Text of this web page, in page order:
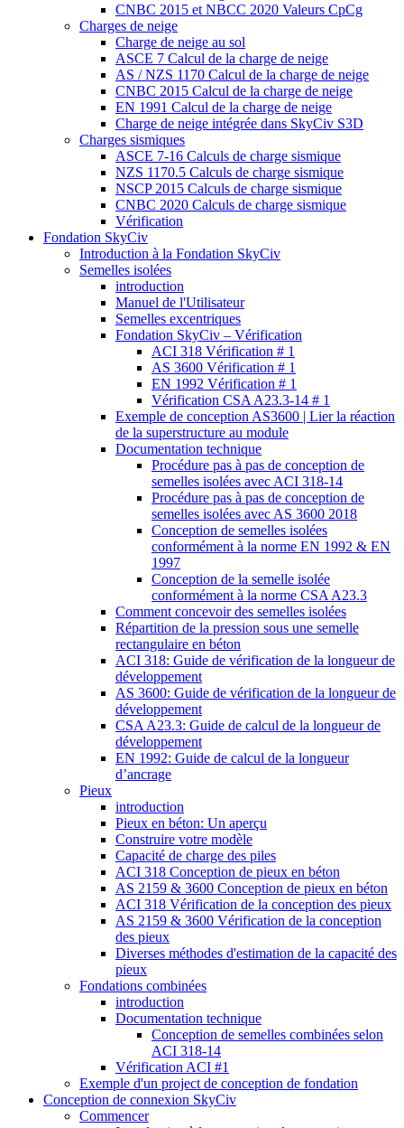
CNBC 2015 et NBCC 2020 Valeurs CpCg
Charges de neige
Charge de neige au sol
ASCE 7 Calcul de la charge de neige
AS / NZS 1170 Calcul de la charge de neige
CNBC 2015 Calcul de la charge de neige
EN 1991 Calcul de la charge de neige
Charge de neige intégrée dans SkyCiv S3D
Charges sismiques
ASCE 7-16 Calculs de charge sismique
NZS 1170.5 Calculs de charge sismique
NSCP 2015 Calculs de charge sismique
CNBC 2020 Calculs de charge sismique
Vérification
Fondation SkyCiv
Introduction à la Fondation SkyCiv
Semelles isolées
introduction
Manuel de l'Utilisateur
Semelles excentriques
Fondation SkyCiv – Vérification
ACI 318 Vérification # 1
AS 3600 Vérification # 1
EN 1992 Vérification # 1
Vérification CSA A23.3-14 # 1
Exemple de conception AS3600 | Lier la réaction
de la superstructure au module
Documentation technique
Procédure pas à pas de conception de
semelles isolées avec ACI 318-14
Procédure pas à pas de conception de
semelles isolées avec AS 3600 2018
Conception de semelles isolées
conformément à la norme EN 1992 & EN
1997
Conception de la semelle isolée
conformément à la norme CSA A23.3
Comment concevoir des semelles isolées
Répartition de la pression sous une semelle
rectangulaire en béton
ACI 318: Guide de vérification de la longueur de
développement
AS 3600: Guide de vérification de la longueur de
développement
CSA A23.3: Guide de calcul de la longueur de
développement
EN 1992: Guide de calcul de la longueur
d’ancrage
Pieux
introduction
Pieux en béton: Un aperçu
Construire votre modèle
Capacité de charge des piles
ACI 318 Conception de pieux en béton
AS 2159 & 3600 Conception de pieux en béton
ACI 318 Vérification de la conception des pieux
AS 2159 & 3600 Vérification de la conception
des pieux
Diverses méthodes d'estimation de la capacité des
pieux
Fondations combinées
introduction
Documentation technique
Conception de semelles combinées selon
ACI 318-14
Vérification ACI #1
Exemple d'un project de conception de fondation
Conception de connexion SkyCiv
Commencer